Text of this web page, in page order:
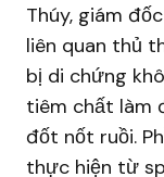
Thúy, giám
liên quan thủ
bị di chứng
tiêm chất làm
đốt nốt ruồi.
thực hiện từ